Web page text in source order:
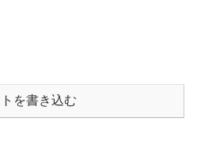
を書き込む